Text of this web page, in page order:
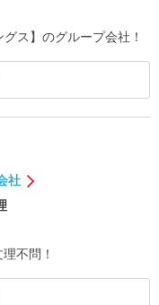
ス】のグループ会社！
社
不問！